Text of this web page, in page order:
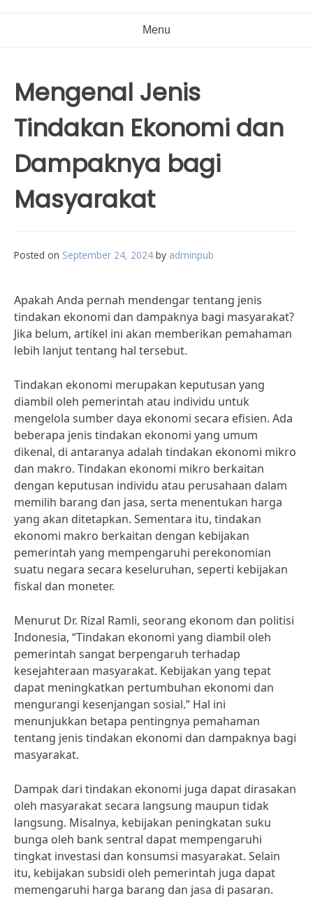
Menu
Mengenal Jenis
Tindakan Ekonomi dan
Dampaknya bagi
Masyarakat
Posted on September 24, 2024 by adminpub
Apakah Anda pernah mendengar tentang jenis
tindakan ekonomi dan dampaknya bagi masyarakat?
Jika belum, artikel ini akan memberikan pemahaman
lebih lanjut tentang hal tersebut.
Tindakan ekonomi merupakan keputusan yang
diambil oleh pemerintah atau individu untuk
mengelola sumber daya ekonomi secara efisien. Ada
beberapa jenis tindakan ekonomi yang umum
dikenal, di antaranya adalah tindakan ekonomi mikro
dan makro. Tindakan ekonomi mikro berkaitan
dengan keputusan individu atau perusahaan dalam
memilih barang dan jasa, serta menentukan harga
yang akan ditetapkan. Sementara itu, tindakan
ekonomi makro berkaitan dengan kebijakan
pemerintah yang mempengaruhi perekonomian
suatu negara secara keseluruhan, seperti kebijakan
fiskal dan moneter.
Menurut Dr. Rizal Ramli, seorang ekonom dan politisi
Indonesia, “Tindakan ekonomi yang diambil oleh
pemerintah sangat berpengaruh terhadap
kesejahteraan masyarakat. Kebijakan yang tepat
dapat meningkatkan pertumbuhan ekonomi dan
mengurangi kesenjangan sosial.” Hal ini
menunjukkan betapa pentingnya pemahaman
tentang jenis tindakan ekonomi dan dampaknya bagi
masyarakat.
Dampak dari tindakan ekonomi juga dapat dirasakan
oleh masyarakat secara langsung maupun tidak
langsung. Misalnya, kebijakan peningkatan suku
bunga oleh bank sentral dapat mempengaruhi
tingkat investasi dan konsumsi masyarakat. Selain
itu, kebijakan subsidi oleh pemerintah juga dapat
memengaruhi harga barang dan jasa di pasaran.